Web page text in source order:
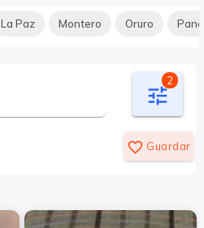
La Paz Montero Oruro
tune
2
favorite_border Guardar